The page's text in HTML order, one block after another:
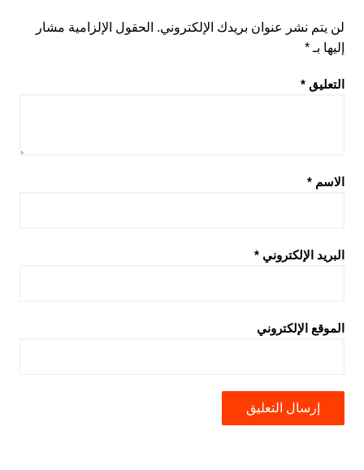
لن يتم نشر عنوان بريدك الإلكتروني. الحقول الإلزامية مشار
إليها بـ *
التعليق *
الاسم *
البريد الإلكتروني *
الموقع الإلكتروني